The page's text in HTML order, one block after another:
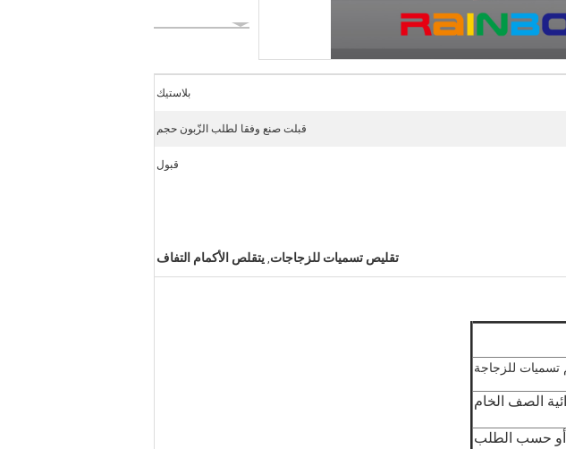
بلاستيك
قبلت صنع وفقا لطلب الزّبون حجم
قبول
تقليص تسميات للزجاجات, يتقلص الأكمام التفاف